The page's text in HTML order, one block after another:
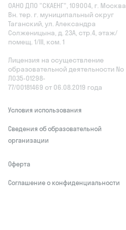
ОАНО ДПО "СКАЕНГ", 109004, г. Москва,
Вн. тер. г. муниципальный округ
Таганский, ул. Александра
Солженицына, д. 23А, стр.4, этаж/
помещ. 1/III, ком. 1
Лицензия на осуществление
образовательной деятельности No
Л035‑01298-
77/00181469 от 06.08.2019 года
Условия использования
Сведения об образовательной
организации
Оферта
Соглашение о конфиденциальности